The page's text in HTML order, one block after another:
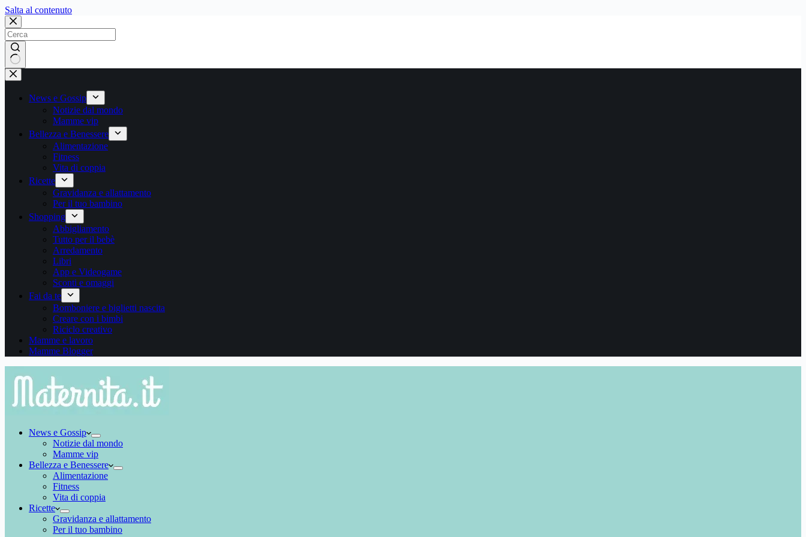
Salta al contenutoSalta
contenuto
Nessun
risultato
News e Gossip
Notizie dal mondo
Mamme vip
Bellezza e Benessere
Alimentazione
Fitness
Vita di coppia
Ricette
Gravidanza e allattamento
Per il tuo bambino
Shopping
Abbigliamento
Tutto per il bebè
Arredamento
Libri
App e Videogame
Sconti e omaggi
Fai da te
Bomboniere e biglietti nascita
Creare con i bimbi
Riciclo creativo
Mamme e lavoro
Mamme Blogger
News e Gossip
Notizie dal mondo
Mamme vip
Bellezza e Benessere
Alimentazione
Fitness
Vita di coppia
Ricette
Gravidanza e allattamento
Per il tuo bambino